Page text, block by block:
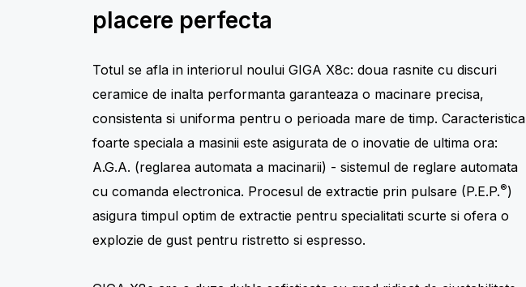
placere perfecta
Totul se afla in interiorul noului GIGA X8c: doua rasnite cu discuri
ceramice de inalta performanta garanteaza o macinare precisa,
consistenta si uniforma pentru o perioada mare de timp. Caracteristica
foarte speciala a masinii este asigurata de o inovatie de ultima ora:
A.G.A. (reglarea automata a macinarii) - sistemul de reglare automata
cu comanda electronica. Procesul de extractie prin pulsare (P.E.P.®)
asigura timpul optim de extractie pentru specialitati scurte si ofera o
explozie de gust pentru ristretto si espresso.